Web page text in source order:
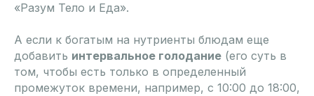
«Разум Тело и Еда».
А если к богатым на нутриенты блюдам еще
добавить интервальное голодание (его суть в
том, чтобы есть только в определенный
промежуток времени, например, с 10:00 до 18:00,